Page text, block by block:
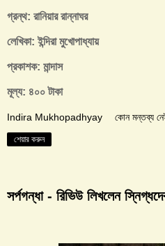
গ্রন্থ: রানিয়ার রান্নাঘর
লেখিকা: ইন্দিরা মুখোপাধ্যায়
প্রকাশক: মান্দাস
মূল্য: ৪০০ টাকা
Indira Mukhopadhyay কোন মন্তব্য
শেয়ার করুন
সর্পগন্ধা - রিভিউ লিখলেন